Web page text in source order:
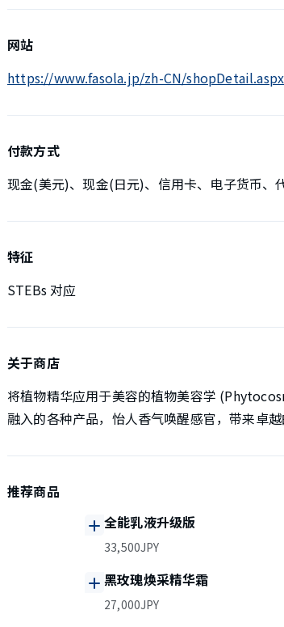
网站
https://www.fasola.jp/zh-CN/
付款方式
现金(美元)、现金(日元)、信用卡、电子货币、
特征
STEBs 对应
关于商店
将植物精华应用于美容的植物美容学
融入的各种产品，怡人香气唤醒感官，带来卓
推荐商品
全能乳液升级版
33,500JPY
黑玫瑰焕采精华霜
27,000JPY